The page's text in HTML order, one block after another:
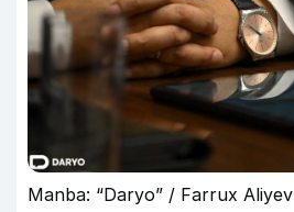
Manba: “Daryo” / Farrux Aliyev